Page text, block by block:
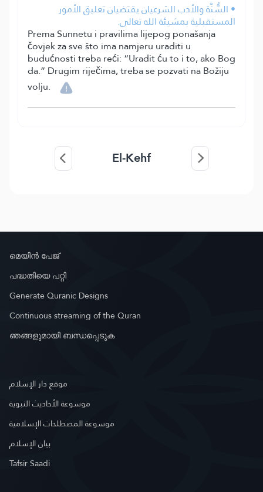
• السُّنَّة والأدب الشرعيان يقتضيان تعليق الأمور
المستقبلية بمشيئة الله تعالى.
Prema Sunnetu i pravilima lijepog ponašanja
čovjek za sve što ima namjeru uraditi u
budućnosti treba reći: “Uradit ću to i to, ako Bog
da.” Drugim riječima, treba se pozvati na Božiju
volju.
El-Kehf
മെയിൻ പേജ്
പദ്ധതിയെ പറ്റി
Generate Quranic Designs
Continuous streaming of the Quran
ഞങ്ങളുമായി ബന്ധപ്പെടുക
موقع دار الإسلام
موسوعة الأحاديث النبوية
موسوعة المصطلحات الإسلامية
بيان الإسلام
Tafsir Saadi